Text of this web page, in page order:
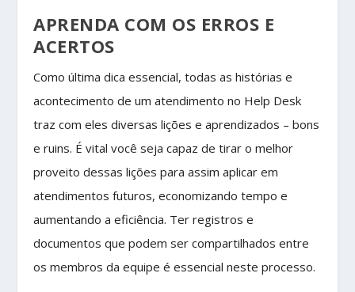
APRENDA COM OS ERROS E
ACERTOS
Como última dica essencial, todas as histórias e
acontecimento de um atendimento no Help Desk
traz com eles diversas lições e aprendizados – bons
e ruins. É vital você seja capaz de tirar o melhor
proveito dessas lições para assim aplicar em
atendimentos futuros, economizando tempo e
aumentando a eficiência. Ter registros e
documentos que podem ser compartilhados entre
os membros da equipe é essencial neste processo.